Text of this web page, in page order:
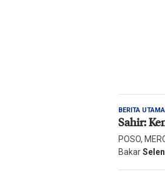
BERITA UTAMA
Sahir:
POSO,
Bakar